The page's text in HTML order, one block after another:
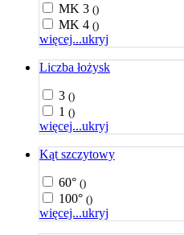
MK 3 ()
MK 4 ()
więcej...ukryj
Liczba łożysk
3 ()
1 ()
więcej...ukryj
Kąt szczytowy
60° ()
100° ()
więcej...ukryj